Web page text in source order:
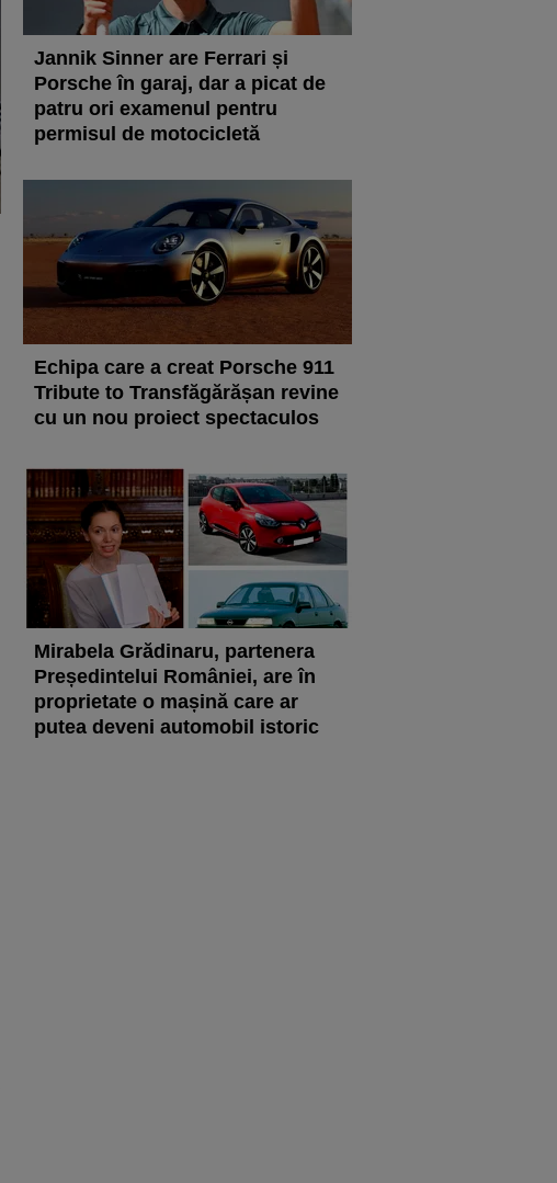
Jannik Sinner are Ferrari și
Porsche în garaj, dar a picat de
patru ori examenul pentru
permisul de motocicletă
Echipa care a creat Porsche 911
Tribute to Transfăgărășan revine
cu un nou proiect spectaculos
Mirabela Grădinaru, partenera
Președintelui României, are în
proprietate o mașină care ar
putea deveni automobil istoric